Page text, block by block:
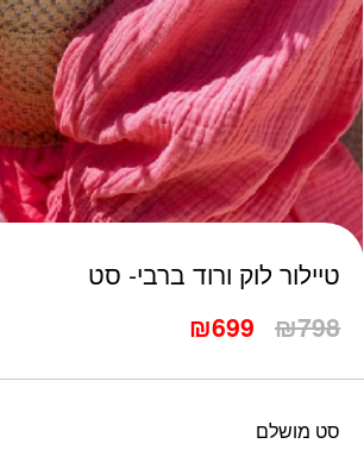
טיילור לוק ורוד ברבי- סט
₪798
המחיר
היה:
₪699 המחיר
הוא:
סט מושלם
כמות טיילור לוק ורוד ברבי- סט